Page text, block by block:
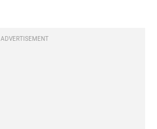
ADVERTISEMENT